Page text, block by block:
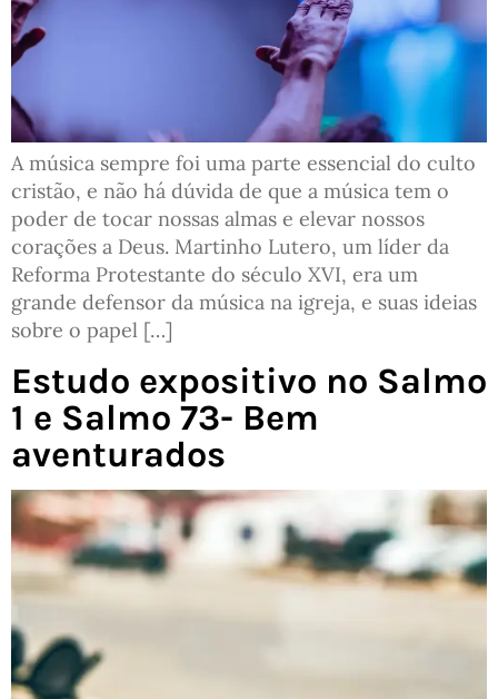
A música sempre foi uma parte essencial do culto
cristão, e não há dúvida de que a música tem o
poder de tocar nossas almas e elevar nossos
corações a Deus. Martinho Lutero, um líder da
Reforma Protestante do século XVI, era um
grande defensor da música na igreja, e suas ideias
sobre o papel […]
Estudo expositivo no Salmo
1 e Salmo 73- Bem
aventurados